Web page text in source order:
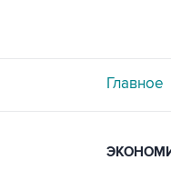
Главное